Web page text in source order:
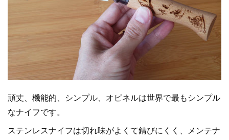
頑丈、機能的、シンプル、オピネルは世界で最もシンプル
なナイフです。
ステンレスナイフは切れ味がよくて錆びにくく、メンテナ